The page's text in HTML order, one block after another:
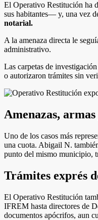
El Operativo Restitución ha
sus habitantes— y, una vez
notarial.
A la amenaza directa le
administrativo.
Las carpetas de
o autorizaron trámites sin
Amenazas,
Uno de los casos más
una cuota. Abigail N.
punto del mismo municipio,
Trámites exprés
El Operativo Restitución
IFREM hasta directores de
documentos apócrifos, aun